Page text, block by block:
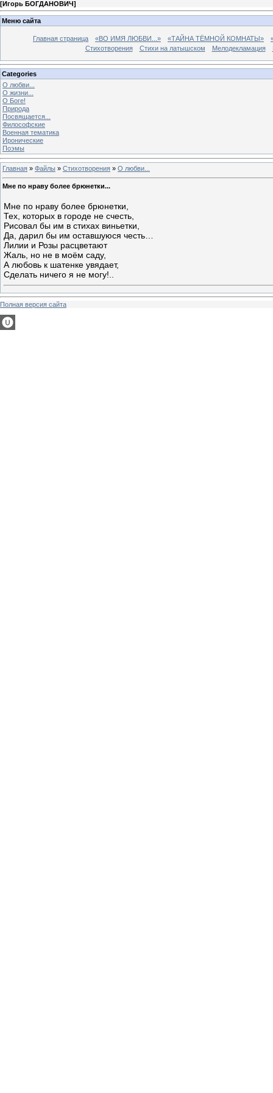
[Игорь БОГДАНОВИЧ]
Меню сайта
Главная страница «ВО ИМЯ ЛЮБВИ...» «ТАЙНА ТЁМНОЙ КОМНАТЫ»
Стихотворения
Стихи на латышском Мелодекламация
Categories
О любви...
О жизни...
О Боге!
Природа
Посвящается...
Философские
Военная тематика
Иронические
Поэмы
Главная » Файлы » Стихотворения » О любви...
Мне по нраву более брюнетки...
Мне по нраву более брюнетки,
Тех, которых в городе не счесть,
Рисовал бы им в стихах виньетки,
Да, дарил бы им оставшуюся честь…
Лилии и Розы расцветают
Жаль, но не в моём саду,
А любовь к шатенке увядает,
Сделать ничего я не могу!..
Полная версия сайта